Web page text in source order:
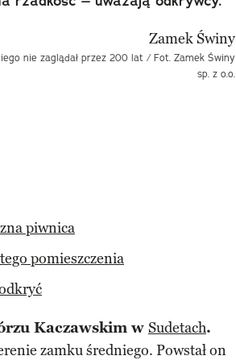
nie zaglądał przez 200 lat / Fot. Zamek Świny
sp. z o.o.
piwnica
pomieszczenia
Kaczawskim w Sudetach.
zamku średniego. Powstał on